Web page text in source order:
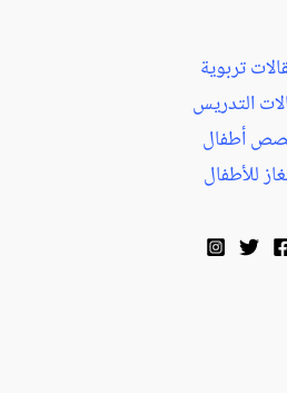
تربوية
التدريس
أطفال
للأطفال